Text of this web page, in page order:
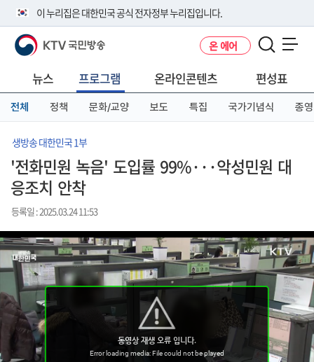
이 누리집은 대한민국 공식 전자정부 누리집입니다.
공식 누리집 주소 확인하기
니다.
이밖에 or.kr 또는 .kr등 다른 도메인 주소를 사용하고 있다면 아래 URL에
서 도메인 주소를 확인해 보세요
KTV 국민방송 온 에어
뉴스 프로그램 온라인콘텐츠 편성표
전체 정책 문화/교양 보도 특집 국가기념식 종영
생방송 대한민국 1부
'전화민원 녹음' 도입률 99%···악성민원 대
응조치 안착
등록일 : 2025.03.24 11:53